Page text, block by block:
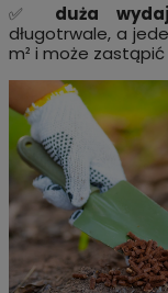
✅ duża
długotrwale, a
m² i może